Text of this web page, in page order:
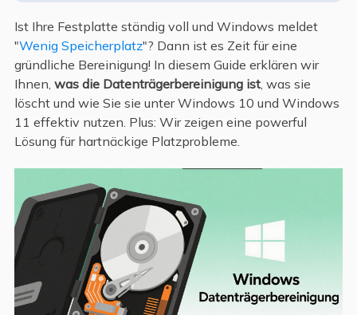
Ist Ihre Festplatte ständig voll und Windows meldet
"Wenig Speicherplatz"? Dann ist es Zeit für eine
gründliche Bereinigung! In diesem Guide erklären wir
Ihnen, was die Datenträgerbereinigung ist, was sie
löscht und wie Sie sie unter Windows 10 und Windows
11 effektiv nutzen. Plus: Wir zeigen eine powerful
Lösung für hartnäckige Platzprobleme.